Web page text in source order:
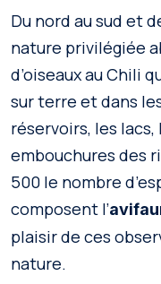
Du nord au sud et
nature privilégiée
d’oiseaux au Chili
sur terre et dans
réservoirs, les
embouchures des
500 le nombre
composent l’
plaisir de ces
nature.